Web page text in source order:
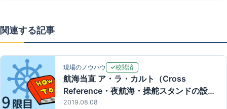
関連する記事
現場のノウハウ 校閲済
航海当直 ア・ラ・カルト（Cross
Reference・夜航海・操舵スタンドの設定
値）
2019.08.08